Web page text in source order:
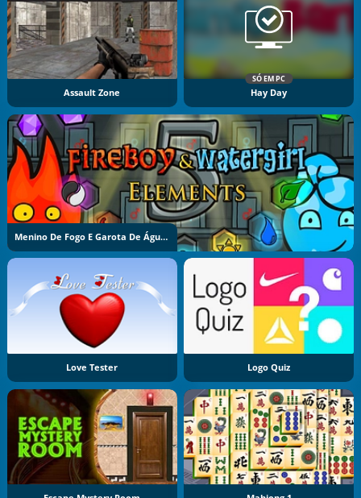
Assault Zone
Menino De Fogo E Garota De Água 5: Elementos
SÓ EM PC
Hay Day
Love Tester Logo Quiz